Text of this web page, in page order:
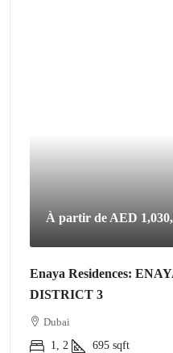
À partir de AED
Enaya Residences:
DISTRICT 3
Dubai
1, 2
695 sqft